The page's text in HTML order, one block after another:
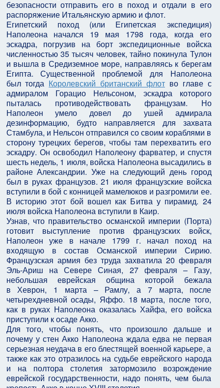
безопасности отправить его в поход и отдали в его
распоряжение Итальянскую армию и флот.
Египетский поход (или Египетская экспедиция)
Наполеона начался 19 мая 1798 года, когда его
эскадра, погрузив на борт экспедиционные войска
численностью 35 тысяч человек, тайно покинула Тулон
и вышла в Средиземное море, направляясь к берегам
Египта. Существенной проблемой для Наполеона
был тогда Королевский британский флотво главе с
адмиралом Горацио Нельсоном, эскадра которого
пыталась противодействовать французам. Но
Наполеон умело довел до ушей адмирала
дезинформацию, будто направляется для захвата
Стамбула, и Нельсон отправился со своим кораблями в
сторону турецких берегов, чтобы там перехватить его
эскадру. Он освободил Наполеону фарватер, и спустя
шесть недель, 1 июля, войска Наполеона высадились в
районе Александрии. Уже на следующий день город
был в руках французов. 21 июля французские войска
вступили в бой с конницей мамелюков и разгромили ее.
В историю этот бой вошел как Битва у пирамид. 24
июля войска Наполеона вступили в Каир.
Узнав, что правительство османской империи (Порта)
готовит выступление против французских войск,
Наполеон уже в начале 1799 г. начал поход на
входящую в состав Османской империи Сирию.
Французская армия без труда захватила 20 февраля
Эль-Ариш на Севере Синая, 27 февраля – Газу,
небольшая еврейская община которой бежала
в Хеврон, 1 марта – Рамлу, а 7 марта, после
четырехдневной осады, Яффо. 18 марта, после того,
как в руках Наполеона оказалась Хайфа, его войска
приступили к осаде Акко.
Для того, чтобы понять, что произошло дальше и
почему у стен Акко Наполеона ждала едва не первая
серьезная неудача в его блестящей военной карьере, а
также как это отразилось на судьбе еврейского народа
и на полтора столетия затормозило возрождение
еврейской государственности, надо понять, чем была